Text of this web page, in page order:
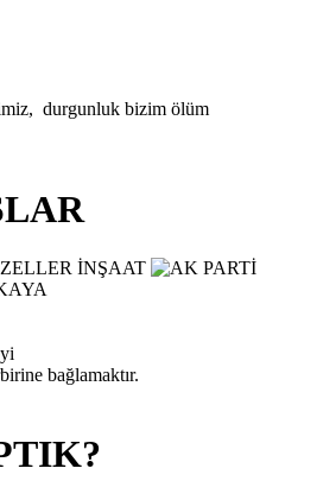
durgunluk bizim ölüm
bağlamaktır.